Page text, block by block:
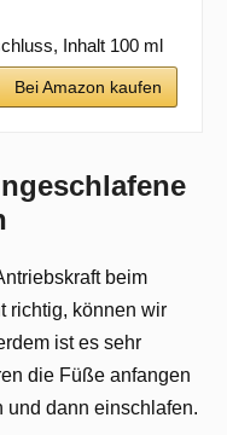
Inhalt 100 ml
Bei Amazon kaufen
beim
richtig, können wir
ist es sehr
die Füße anfangen
und dann einschlafen.